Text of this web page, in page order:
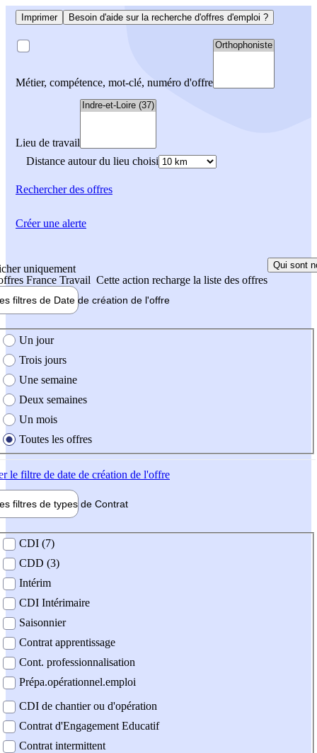
Imprimer Besoin d'aide sur la recherche d'offres d'emploi ?
Métier, compétence, mot-clé, numéro d'offre
Lieu de travail
Distance autour du lieu choisi
Rechercherdes offres
uniquement
France Travail Cette action recharge la liste des offres
Qui sont
filtres de Date de création de l'offre
création de l'offre
Un jour
Trois jours
Une semaine
Deux semaines
Un mois
Toutes les offres
le filtre de date de création de l'offre
filtres de types de Contrat
contrat
CDI (7)
CDD (3)
Intérim
CDI Intérimaire
Saisonnier
Contrat apprentissage
Cont. professionnalisation
Prépa.opérationnel.emploi
CDI de chantier ou d'opération
Contrat d'Engagement Educatif
Contrat intermittent
Créer une alerte